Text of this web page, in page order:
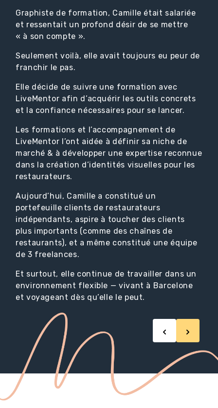
Graphiste de formation, Camille était salariée
et ressentait un profond désir de se mettre
« à son compte ».
Seulement voilà, elle avait toujours eu peur de
franchir le pas.
Elle décide de suivre une formation avec
LiveMentor afin d’acquérir les outils concrets
et la confiance nécessaires pour se lancer.
Les formations et l’accompagnement de
LiveMentor l’ont aidée à définir sa niche de
marché & à développer une expertise reconnue
dans la création d’identités visuelles pour les
restaurateurs.
Aujourd’hui, Camille a constitué un
portefeuille clients de restaurateurs
indépendants, aspire à toucher des clients
plus importants (comme des chaînes de
restaurants), et a même constitué une équipe
de 3 freelances.
Et surtout, elle continue de travailler dans un
environnement flexible — vivant à Barcelone
et voyageant dès qu’elle le peut.